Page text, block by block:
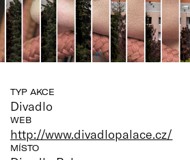
TYP AKCE
Divadlo
WEB
http://www.divadlopalace.cz/
MÍSTO